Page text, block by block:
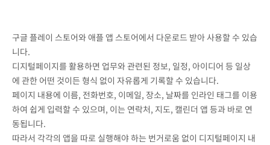
구글 플레이 스토어와 애플 앱 스토어에서 다운로드 받아 사용할 수 있습
니다.
디지털페이지를 활용하면 업무와 관련된 정보, 일정, 아이디어 등 일상
에 관한 어떤 것이든 형식 없이 자유롭게 기록할 수 있습니다.
페이지 내용에 이름, 전화번호, 이메일, 장소, 날짜를 인라인 태그를 이용
하여 쉽게 입력할 수 있으며, 이는 연락처, 지도, 캘린더 앱 등과 바로 연
동됩니다.
따라서 각각의 앱을 따로 실행해야 하는 번거로움 없이 디지털페이지 내